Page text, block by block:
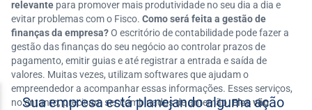
relevante para promover mais produtividade no seu dia a dia e
evitar problemas com o Fisco. Como será feita a gestão de
finanças da empresa?O escritório de contabilidade pode fazer a
gestão das finanças do seu negócio ao controlar prazos de
pagamento, emitir guias e até registrar a entrada e saída de
valores. Muitas vezes, utilizam softwares que ajudam o
empreendedor a acompanhar essas informações. Esses serviços,
no entanto, precisam ser combinados de antemão.Eles vão